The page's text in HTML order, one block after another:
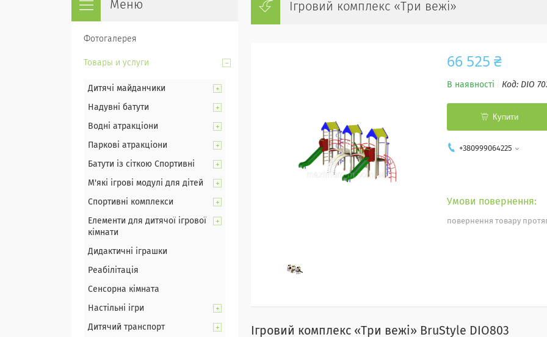
Ігровий комплекс «Три вежі»
66 525 ₴
В наявності Код: DIO
Купити
+380999064225
повернення товару
Ігровий комплекс «Три вежі» BruStyle DIO803
Фотогалерея
Товары и услуги
Дитячі майданчики
Надувні батути
Водні атракціони
Паркові атракціони
Батути із сіткою Спортивні
М'які ігрові модулі для дітей
Спортивні комплекси
Елементи для дитячої ігрової
кімнати
Дидактичні іграшки
Реабілітація
Сенсорна кімната
Настільні ігри
Дитячий транспорт